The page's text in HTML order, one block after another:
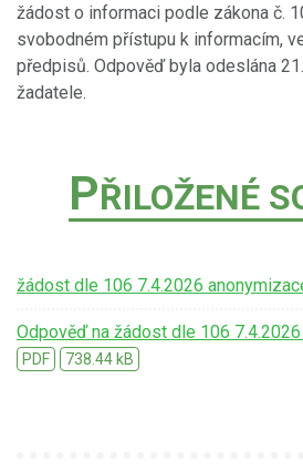
žádost o informaci podle zákona č.
svobodném přístupu k informacím,
předpisů. Odpověď byla odeslána
žadatele.
PŘILOŽENÉ
žádost dle 106 7.4.2026
Odpověď na žádost dle 106
PDF 738.44 kB